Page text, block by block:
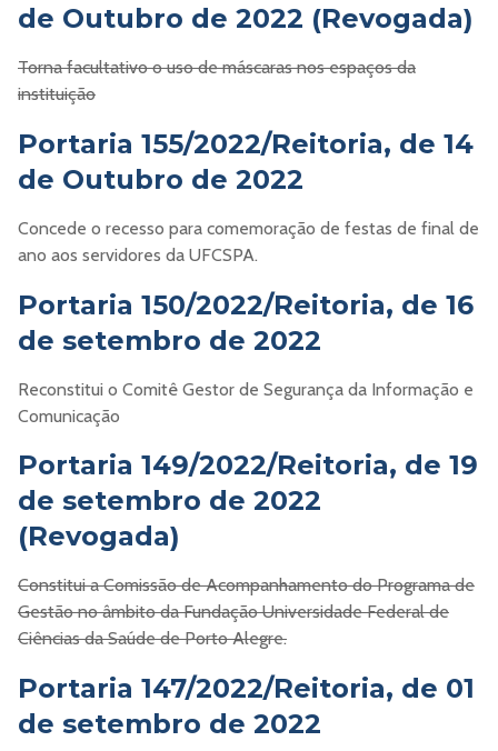
de Outubro de 2022 (Revogada)
Torna facultativo o uso de máscaras nos espaços da
instituição
Portaria 155/2022/Reitoria, de 14
de Outubro de 2022
Concede o recesso para comemoração de festas de final de
ano aos servidores da UFCSPA.
Portaria 150/2022/Reitoria, de 16
de setembro de 2022
Reconstitui o Comitê Gestor de Segurança da Informação e
Comunicação
Portaria 149/2022/Reitoria, de 19
de setembro de 2022
(Revogada)
Constitui a Comissão de Acompanhamento do Programa de
Gestão no âmbito da Fundação Universidade Federal de
Ciências da Saúde de Porto Alegre.
Portaria 147/2022/Reitoria, de 01
de setembro de 2022